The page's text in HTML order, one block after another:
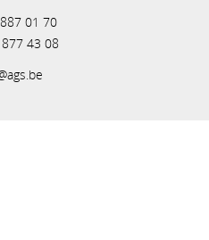
01 70
877 43 08